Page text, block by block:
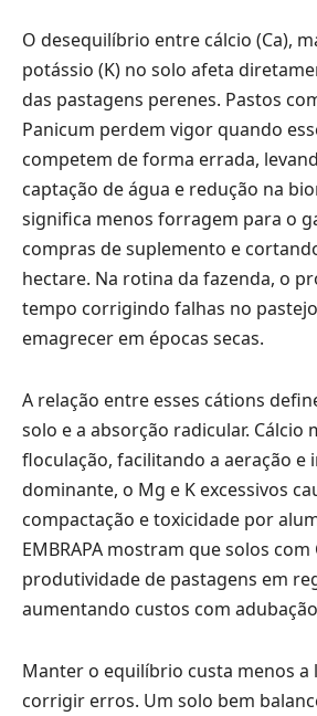
O desequilíbrio entre cálcio (Ca),
potássio (K) no solo afeta
das pastagens perenes. Pastos
Panicum perdem vigor quando
competem de forma errada,
captação de água e redução na
significa menos forragem para o
compras de suplemento e
hectare. Na rotina da fazenda, o
tempo corrigindo falhas no
emagrecer em épocas secas.
A relação entre esses cátions
solo e a absorção radicular. Cálcio
floculação, facilitando a aeração e
dominante, o Mg e K excessivos
compactação e toxicidade por
EMBRAPA mostram que solos
produtividade de pastagens em
aumentando custos com
Manter o equilíbrio custa menos a
corrigir erros. Um solo bem